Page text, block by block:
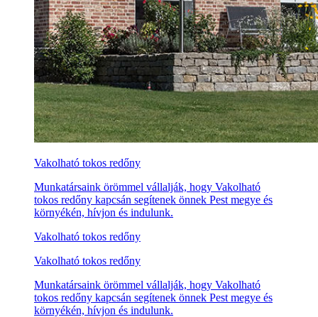
Vakolható tokos redőny
Munkatársaink örömmel vállalják, hogy Vakolható
tokos redőny kapcsán segítenek önnek Pest megye és
környékén, hívjon és indulunk.
Vakolható tokos redőny
Vakolható tokos redőny
Munkatársaink örömmel vállalják, hogy Vakolható
tokos redőny kapcsán segítenek önnek Pest megye és
környékén, hívjon és indulunk.